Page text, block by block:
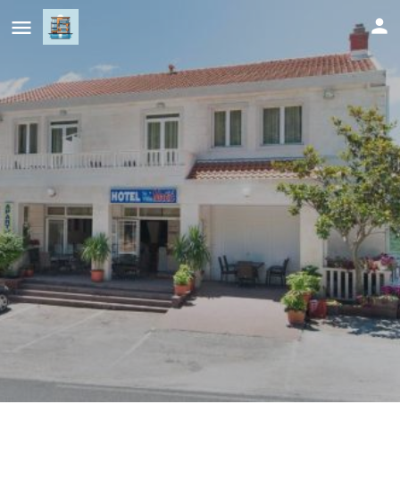
Hotel Villa Matić